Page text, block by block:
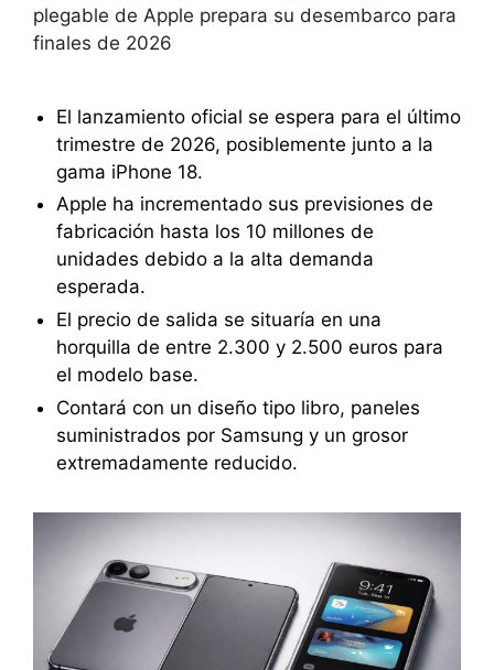
plegable de Apple prepara su desembarco para
finales de 2026
El lanzamiento oficial se espera para el último
trimestre de 2026, posiblemente junto a la
gama iPhone 18.
Apple ha incrementado sus previsiones de
fabricación hasta los 10 millones de
unidades debido a la alta demanda
esperada.
El precio de salida se situaría en una
horquilla de entre 2.300 y 2.500 euros para
el modelo base.
Contará con un diseño tipo libro, paneles
suministrados por Samsung y un grosor
extremadamente reducido.